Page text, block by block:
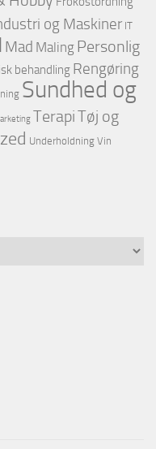
og Maskiner IT
Mad Maling Personlig
behandling Rengøring
Sundhed og
TerapiTøj og
Underholdning Vin